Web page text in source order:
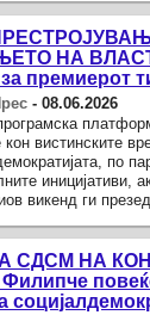
НА
премиерот
-08.06.2026
вистинските
по
иницијативи,
викенд ги
СДСМ НА